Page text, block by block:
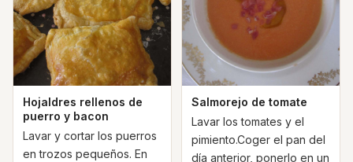
Hojaldres rellenos de
puerro y bacon
Lavar y cortar los puerros
en trozos pequeños. En
Salmorejo de tomate
Lavar los tomates y el
pimiento.Coger el pan del
día anterior, ponerlo en un